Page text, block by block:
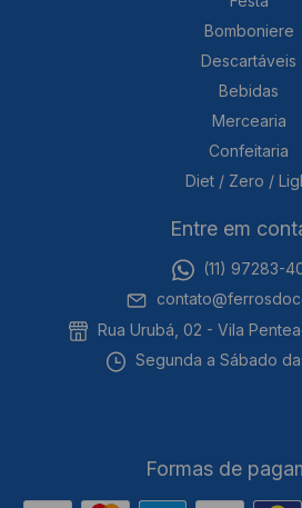
Bomboniere
Descartáveis
Bebidas
Mercearia
Confeitaria
Diet / Zero /
Entre em
(11) 97283-
Rua Urubá, 02 - Vila
Segunda a Sábado
Formas de